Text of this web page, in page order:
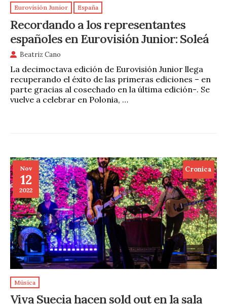
Eurovisión Junior España
Recordando a los representantes
españoles en Eurovisión Junior: Soleá
Beatriz Cano
La decimoctava edición de Eurovisión Junior llega
recuperando el éxito de las primeras ediciones – en
parte gracias al cosechado en la última edición-. Se
vuelve a celebrar en Polonia, …
Nov
12
2022
Cronica
Música
Viva Suecia hacen sold out en la sala